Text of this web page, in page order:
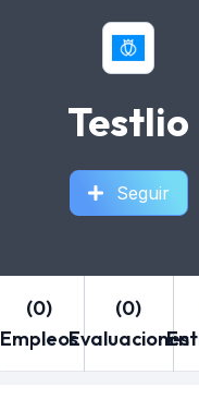
Testlio
Seguir
(0)
Empleos
(0)
Evaluaciones